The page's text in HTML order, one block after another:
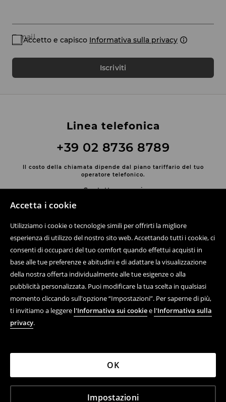
Accetta i cookie
Utilizziamo i cookie o tecnologie simili per offrirti la migliore
esperienza di utilizzo del nostro sito web. Accettando tutti i cookie, ci
consenti di occuparci del tuo comfort quando effettui acquisti in
base alle tue preferenze e abitudini e di adattare la visualizzazione
della nostra offerta individualmente alle tue esigenze o alla
pubblicità personalizzata. Puoi modificare la tua scelta in qualsiasi
momento cliccando sull'opzione “Impostazioni”. Per saperne di più,
ti invitiamo a leggere l'Informativa sui cookiee l'Informativa sulla
privacy.
Impostazioni
OK
E-mail
Iscriviti
Accetto e capisco Informativa sulla privacy
Linea telefonica
+39 02 8736 8789
Il costo della chiamata dipende dal piano tariffario del tuo
operatore telefonico.
Contatta con noi
Scopri di più su House
Aiuto e contatto
Acquisto online di prodotti
Regolamenti
Azienda
LPP ITALY S.R.L. C.F., 12462180964, VIA STILICONE 20,